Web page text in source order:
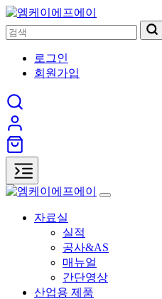
로그인
회원가입
자료실
실적
공사&AS
매뉴얼
간단영상
산업용 제품